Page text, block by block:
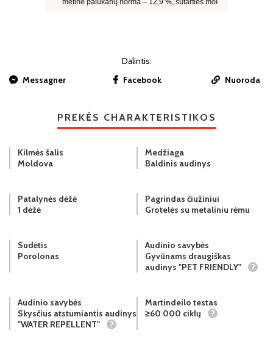
Dalintis:
Messagner
Facebook Nuoroda
PREKĖS CHARAKTERISTIKOS
Kilmės šalis
Moldova
Medžiaga
Baldinis audinys
Patalynės dėžė
1 dėžė
Pagrindas čiužiniui
Grotelės su metaliniu rėmu
Sudėtis
Porolonas
Audinio savybės
Gyvūnams draugiškas
audinys "PET FRIENDLY"
?
Audinio savybės
Skysčius atstumiantis audinys
"WATER REPELLENT"
?
Martindeilo testas
≥60 000 ciklų
?